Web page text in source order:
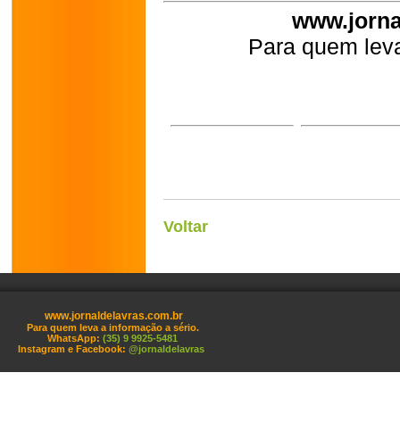
Para quem
Voltar
www.jornaldelavras.com.br
Para quem leva a informação a sério.
WhatsApp: (35) 9 9925-5481
Instagram e Facebook: @jornaldelavras